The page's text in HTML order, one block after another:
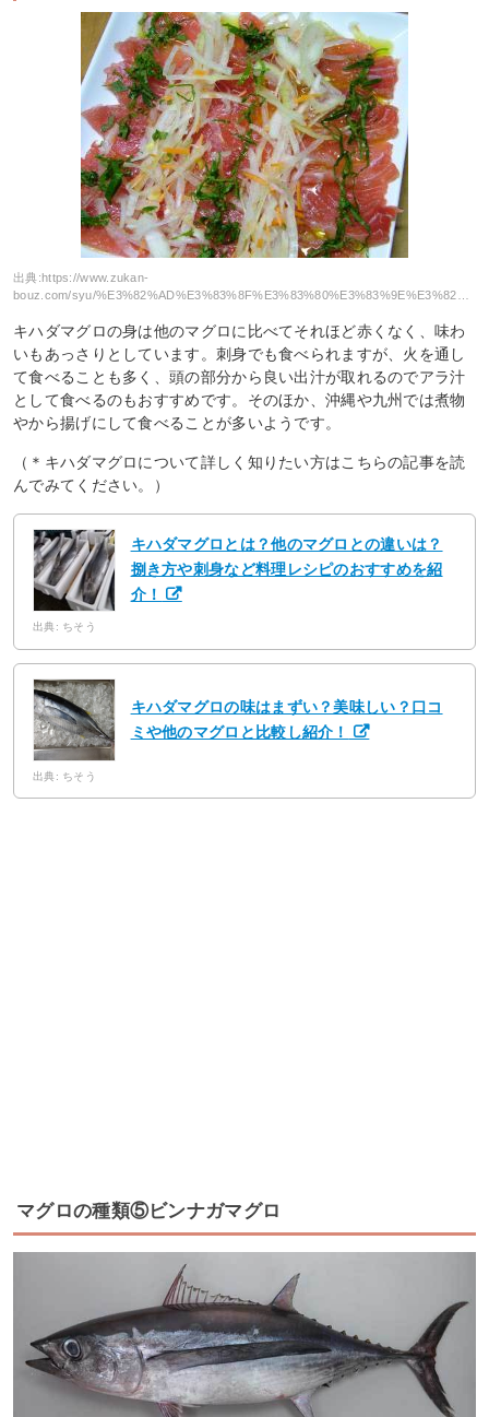
出典: https://www.zukan-
bouz.com/syu/%E3%82%AD%E3%83%8F%E3%83%80%E3%83%9E%E3%82%B0%E3%83%AD
キハダマグロの身は他のマグロに比べてそれほど赤くなく、味わ
いもあっさりとしています。刺身でも食べられますが、火を通し
て食べることも多く、頭の部分から良い出汁が取れるのでアラ汁
として食べるのもおすすめです。そのほか、沖縄や九州では煮物
やから揚げにして食べることが多いようです。
（＊キハダマグロについて詳しく知りたい方はこちらの記事を読
んでみてください。）
キハダマグロとは？他のマグロとの違いは？
捌き方や刺身など料理レシピのおすすめを紹
介！
出典: ちそう
キハダマグロの味はまずい？美味しい？口コ
ミや他のマグロと比較し紹介！
出典: ちそう
マグロの種類⑤ビンナガマグロ